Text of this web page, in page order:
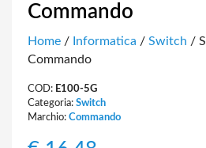
Commando
Home / Informatica / Switch /
Commando
COD: E100-5G
Categoria: Switch
Marchio: Commando